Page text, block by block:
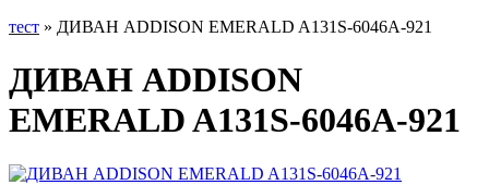
тест » ДИВАН ADDISON EMERALD A131S-6046A-921
ДИВАН ADDISON
EMERALD A131S-6046A-921